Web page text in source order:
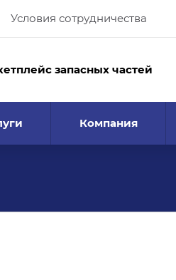
Условия сотрудничества
запасных частей
Компания